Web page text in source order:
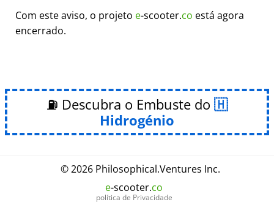
Com este aviso, o projeto e-scooter.co está agora
encerrado.
⛽ Descubra o Embuste do
Hidrogénio
© 2026 Philosophical.Ventures Inc.
e-scooter.co
política de Privacidade